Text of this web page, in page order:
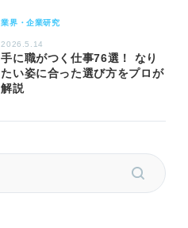
業界・企業研究
2026.5.14
手に職がつく仕事76選！ なり
たい姿に合った選び方をプロが
解説